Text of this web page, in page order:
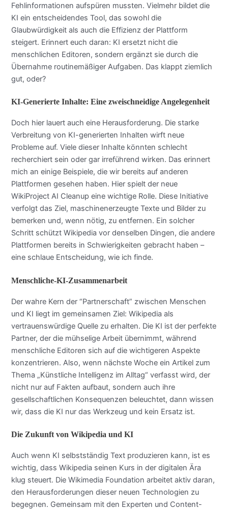
Fehlinformationen aufspüren mussten. Vielmehr bildet die
KI ein entscheidendes Tool, das sowohl die
Glaubwürdigkeit als auch die Effizienz der Plattform
steigert. Erinnert euch daran: KI ersetzt nicht die
menschlichen Editoren, sondern ergänzt sie durch die
Übernahme routinemäßiger Aufgaben. Das klappt ziemlich
gut, oder?
KI-Generierte Inhalte: Eine zweischneidige Angelegenheit
Doch hier lauert auch eine Herausforderung. Die starke
Verbreitung von KI-generierten Inhalten wirft neue
Probleme auf. Viele dieser Inhalte könnten schlecht
recherchiert sein oder gar irreführend wirken. Das erinnert
mich an einige Beispiele, die wir bereits auf anderen
Plattformen gesehen haben. Hier spielt der neue
WikiProject AI Cleanup eine wichtige Rolle. Diese Initiative
verfolgt das Ziel, maschinenerzeugte Texte und Bilder zu
bemerken und, wenn nötig, zu entfernen. Ein solcher
Schritt schützt Wikipedia vor denselben Dingen, die andere
Plattformen bereits in Schwierigkeiten gebracht haben –
eine schlaue Entscheidung, wie ich finde.
Menschliche-KI-Zusammenarbeit
Der wahre Kern der “Partnerschaft” zwischen Menschen
und KI liegt im gemeinsamen Ziel: Wikipedia als
vertrauenswürdige Quelle zu erhalten. Die KI ist der perfekte
Partner, der die mühselige Arbeit übernimmt, während
menschliche Editoren sich auf die wichtigeren Aspekte
konzentrieren. Also, wenn nächste Woche ein Artikel zum
Thema „Künstliche Intelligenz im Alltag“ verfasst wird, der
nicht nur auf Fakten aufbaut, sondern auch ihre
gesellschaftlichen Konsequenzen beleuchtet, dann wissen
wir, dass die KI nur das Werkzeug und kein Ersatz ist.
Die Zukunft von Wikipedia und KI
Auch wenn KI selbstständig Text produzieren kann, ist es
wichtig, dass Wikipedia seinen Kurs in der digitalen Ära
klug steuert. Die Wikimedia Foundation arbeitet aktiv daran,
den Herausforderungen dieser neuen Technologien zu
begegnen. Gemeinsam mit den Experten und Content-